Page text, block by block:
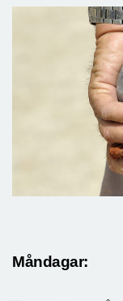
Måndagar: